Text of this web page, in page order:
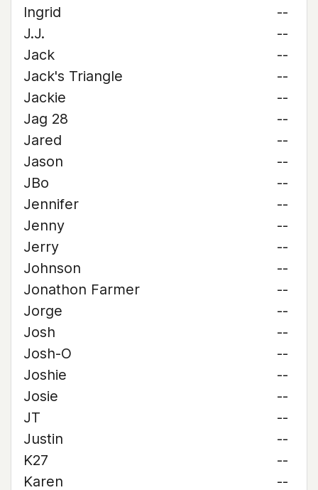
Ingrid
--
J.J.
--
Jack
--
Jack's Triangle
--
Jackie
--
Jag 28
--
Jared
--
Jason
--
JBo
--
Jennifer
--
Jenny
--
Jerry
--
Johnson
--
Jonathon Farmer
--
Jorge
--
Josh
--
Josh-O
--
Joshie
--
Josie
--
JT
--
Justin
--
K27
--
Karen
--